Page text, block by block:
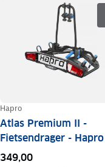
Hapro
Atlas Premium II -
Fietsendrager - Hapro
349,00